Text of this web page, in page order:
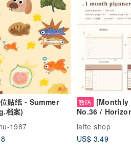
贴纸 - Summer
档案)
1987
数码
[Monthly
No.36 /
repeatedly
latte shop
US$ 3.49